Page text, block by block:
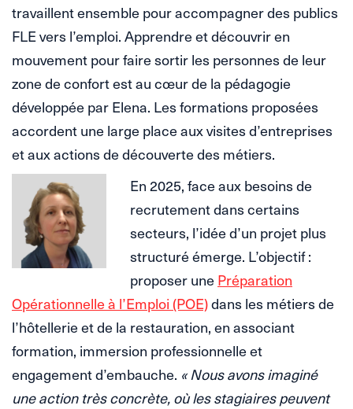
travaillent ensemble pour accompagner des publics
FLE vers l’emploi. Apprendre et découvrir en
mouvement pour faire sortir les personnes de leur
zone de confort est au cœur de la pédagogie
développée par Elena. Les formations proposées
accordent une large place aux visites d’entreprises
et aux actions de découverte des métiers.
En 2025, face aux besoins de
recrutement dans certains
secteurs, l’idée d’un projet plus
structuré émerge. L’objectif :
proposer unePréparation
Opérationnelle à l’Emploi (POE)dans les métiers de
l’hôtellerie et de la restauration, en associant
formation, immersion professionnelle et
engagement d’embauche. « Nous avons imaginé
une action très concrète, où les stagiaires peuvent